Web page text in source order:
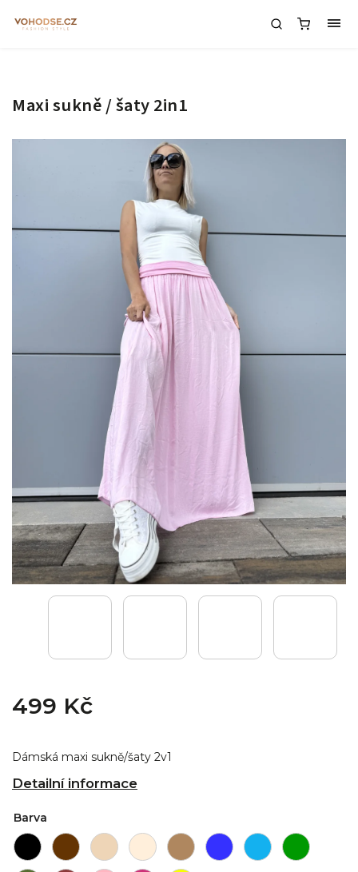
Maxi sukně / šaty 2in1
499 Kč
Dámská maxi sukně/šaty 2v1
Detailní informace
Barva